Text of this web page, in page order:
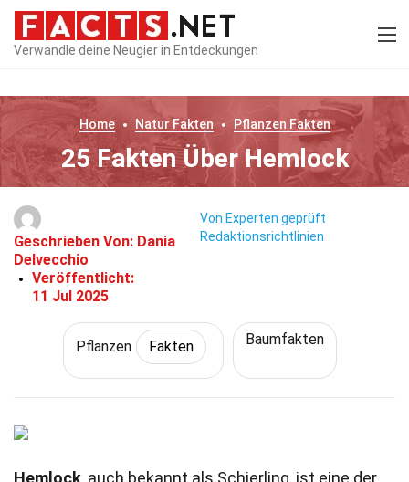
Verwandle deine Neugier in Entdeckungen
Home Natur Fakten Pflanzen Fakten
25 Fakten Über Hemlock
Geschrieben Von: Dania
Delvecchio
Veröffentlicht:
11 Jul 2025
Von Experten geprüft
Redaktionsrichtlinien
Pflanzen Fakten Baumfakten
Hemlock, auch bekannt als Schierling, ist eine der